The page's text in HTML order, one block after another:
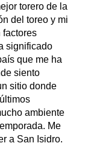
torero de la
del toreo y mi
factores
significado
que me ha
siento
sitio donde
ambiente
Me
a San Isidro.